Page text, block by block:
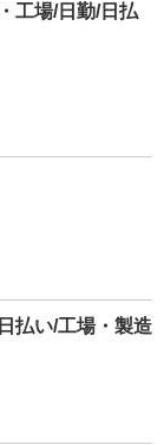
工場/日勤/日払
払い/工場・製造